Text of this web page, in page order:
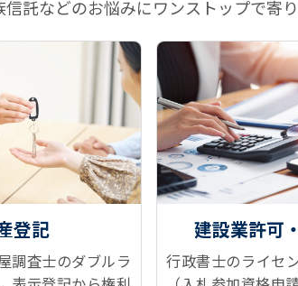
託などのお悩みにワンストップで寄り
登記
調査士のダブルラ
建設業許可
行政書士のライセ